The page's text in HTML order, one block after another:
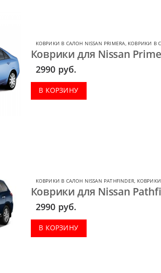
КОВРИКИ В САЛОН NISSAN PRIMERA, КОВРИКИ В
Коврики для Nissan
2990 руб.
В КОРЗИНУ
КОВРИКИ В САЛОН NISSAN PATHFINDER, КОВРИКИ
Коврики для Nissan
2990 руб.
В КОРЗИНУ